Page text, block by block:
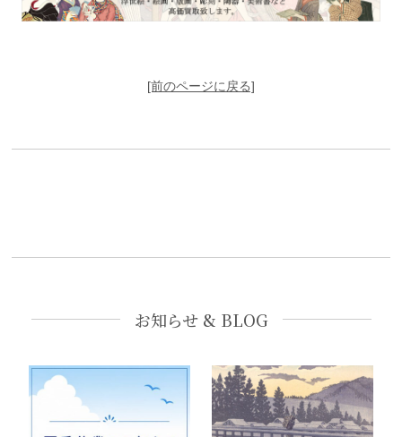
[前のページに戻る]
お知らせ & BLOG